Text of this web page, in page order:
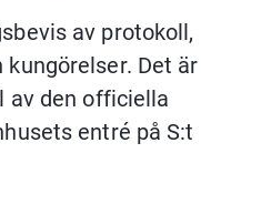
av protokoll,
Det är
av den officiella
entré på S:t